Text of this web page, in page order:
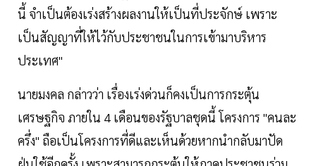
นี้ จำเป็นต้องเร่งสร้างผลงานให้เป็นที่ประจักษ์ เพราะ
เป็นสัญญาที่ให้ไว้กับประชาชนในการเข้ามาบริหาร
ประเทศ"
นายมงคล กล่าวว่า เรื่องเร่งด่วนก็คงเป็นการกระตุ้น
เศรษฐกิจ ภายใน 4 เดือนของรัฐบาลชุดนี้ โครงการ "คนละ
ครึ่ง" ถือเป็นโครงการที่ดีและเห็นด้วยหากนำกลับมาปัด